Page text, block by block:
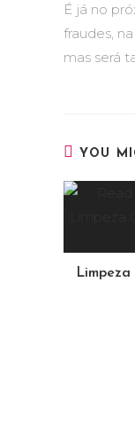
É já no
fraudes,
mas será
YOU